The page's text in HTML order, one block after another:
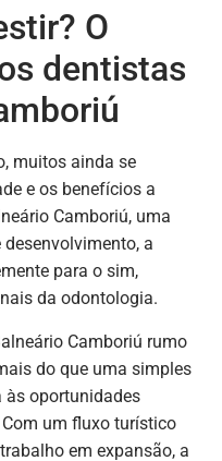
O
dentistas
muitos ainda se
e os benefícios a
Camboriú, uma
a
para o sim,
da odontologia.
Camboriú rumo
do que uma simples
às oportunidades
um fluxo turístico
em expansão, a